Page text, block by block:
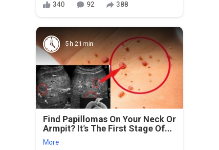
340 92 388
5 h 21 min
Find Papillomas On Your Neck Or
Armpit? It's The First Stage Of...
More